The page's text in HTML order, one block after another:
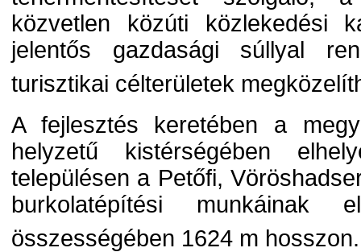
közvetlen közúti közlekedési
jelentős gazdasági súllyal
turisztikai célterületek
A fejlesztés keretében a
helyzetű kistérségében
településen a Petőfi,
burkolatépítési munkáinak
összességében 1624 m hosszon.